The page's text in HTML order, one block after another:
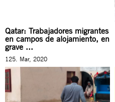
Qatar: Trabajadores migrantes
en campos de alojamiento, en
grave ...
125. Mar, 2020